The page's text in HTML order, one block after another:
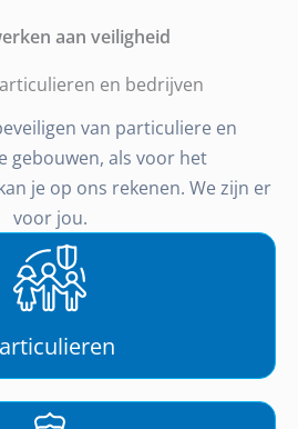
aan veiligheid
en bedrijven
van particuliere en
gebouwen, als voor het
je op ons rekenen. We zijn er
voor jou.